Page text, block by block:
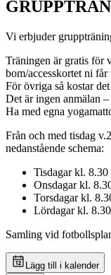
Vi erbjuder
Träningen är gratis för
bom/accesskortet ni
För övriga så kostar
Det är ingen anmälan
Ha med egna
Från och med tisdag
nedanstående schema:
Tisdagar kl.
Onsdagar kl.
Torsdagar kl.
Lördagar kl.
Samling vid
Lägg till i kalender